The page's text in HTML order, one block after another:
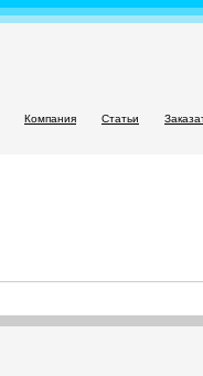
Компания Статьи